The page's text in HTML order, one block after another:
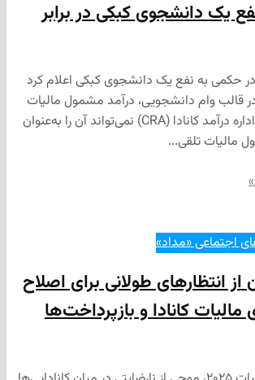
کبکی در برابر
نفع یک دانشجوی کبکی اعلام کرد
درآمد مشمول مالیات
محسوب نمی‌شود و اداره درآمد کانادا (CRA) نمی‌تواند آن را به‌عنوان
طولانی برای اصلاح
و بازپرداخت‌ها